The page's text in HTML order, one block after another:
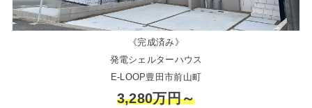
《完成済み》
発電シェルターハウス
E-LOOP豊田市前山町
3,280万円～